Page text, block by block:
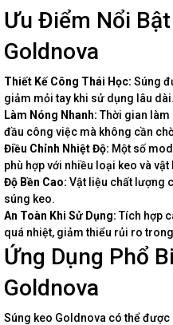
Ưu Điểm Nổi
Goldnova
Thiết Kế Công Thái Học: Súng
giảm mỏi tay khi sử dụng lâu dài.
Làm Nóng Nhanh:Thời gian làm
đầu công việc mà không cần
Điều Chỉnh Nhiệt Độ: Một số
phù hợp với nhiều loại keo và vật
Độ Bền Cao: Vật liệu chất lượng
súng keo.
An Toàn Khi Sử Dụng:Tích hợp
quá nhiệt, giảm thiểu rủi ro
Ứng Dụng Phổ
Goldnova
Súng keo Goldnova có thể